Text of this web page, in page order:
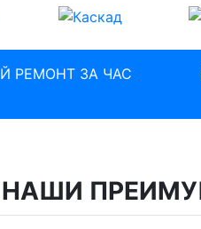
РЕМОНТ ЗА ЧАС
НАШИ